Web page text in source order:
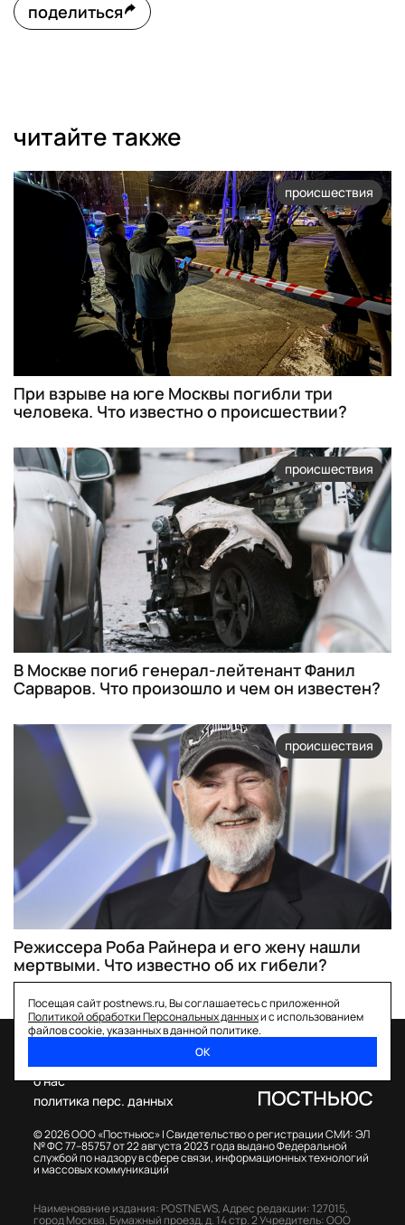
поделиться
читайте также
происшествия
При взрыве на юге Москвы погибли три
человека. Что известно о происшествии?
происшествия
В Москве погиб генерал-лейтенант Фанил
Сарваров. Что произошло и чем он известен?
происшествия
Режиссера Роба Райнера и его жену нашли
мертвыми. Что известно об их гибели?
Посещая сайт postnews.ru, Вы соглашаетесь с приложенной
Политикой обработки Персональных данныхи с использованием
файлов cookie, указанных в данной политике.
ОК
© 2026 ООО «Постньюс» |Свидетельство о регистрации СМИ: ЭЛ
№ ФС 77–85757 от 22 августа 2023 года выдано Федеральной
службой по надзору в сфере связи, информационных технологий
и массовых коммуникаций
о нас
политика перс. данных
Наименование издания: POSTNEWS,Адрес редакции: 127015,
город Москва, Бумажный проезд, д. 14 стр. 2Учредитель: ООО